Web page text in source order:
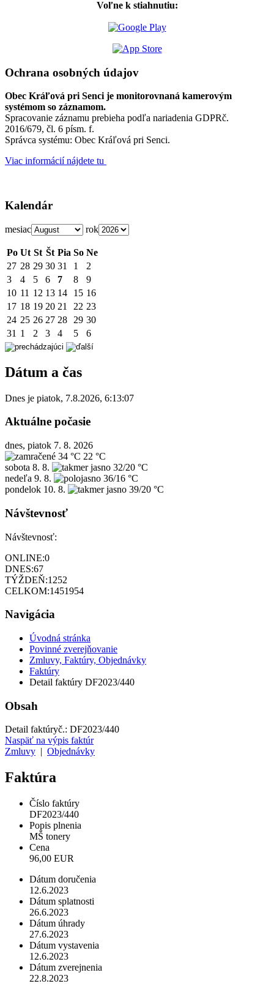
Voľne k stiahnutiu:
Ochrana osobných údajov
Obec Kráľová pri Senci je monitorovnaná kamerovým
systémom so záznamom.
Spracovanie záznamu prebieha podľa nariadenia GDPRč.
2016/679, čl. 6 písm. f.
Správca systému: Obec Kráľová pri Senci.
Viac informácií nájdete tu
Kalendár
mesiac rok
Po Ut St Št Pia So Ne
27 28 29 30 31 1
2
3
4 5 6 7 8
9
10 11 12 13 14 15 16
17 18 19 20 21 22 23
24 25 26 27 28 29 30
31 1 2 3 4 5 6
Dátum a čas
Dnes je piatok, 7.8.2026, 6:13:07
Aktuálne počasie
dnes, piatok 7. 8. 2026
34 °C 22 °C
sobota 8. 8.
32/20 °C
nedeľa 9. 8.
36/16 °C
pondelok 10. 8. 39/20 °C
Návštevnosť
Návštevnosť:
ONLINE:0
DNES:67
TÝŽDEŇ:1252
CELKOM:1451954
Navigácia
Úvodná stránka
Povinné zverejňovanie
Zmluvy, Faktúry, Objednávky
Faktúry
Detail faktúry DF2023/440
Obsah
Detail faktúryč.: DF2023/440
Naspäť na výpis faktúr
Zmluvy
Objednávky
Faktúra
Číslo faktúry
DF2023/440
Popis plnenia
MŠ tonery
Cena
96,00 EUR
Dátum doručenia
12.6.2023
Dátum splatnosti
26.6.2023
Dátum úhrady
27.6.2023
Dátum vystavenia
12.6.2023
Dátum zverejnenia
22.8.2023